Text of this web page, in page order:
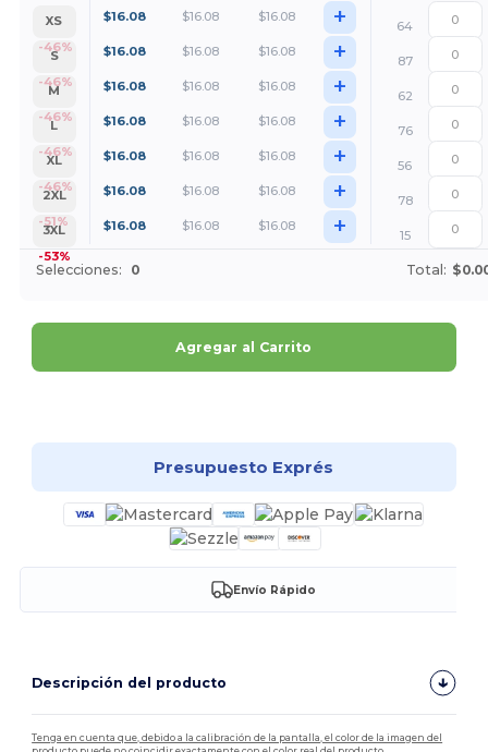
XS
-46%
$16.08 $16.08 $16.08 +
64
S
-46%
$16.08 $16.08 $16.08 +
87
M
-46%
$16.08 $16.08 $16.08 +
62
L
-46%
$16.08 $16.08 $16.08 +
76
XL
-46%
$16.08 $16.08 $16.08 +
56
2XL
-51%
$16.08 $16.08 $16.08 +
78
3XL
-53%
$16.08 $16.08 $16.08 + 15
Selecciones: 0 Total:
Agregar al Carrito
Presupuesto Exprés
Envío Rápido
Descripción del producto
Tenga en cuenta que, debido a la calibración de la pantalla, el color de la imagen del